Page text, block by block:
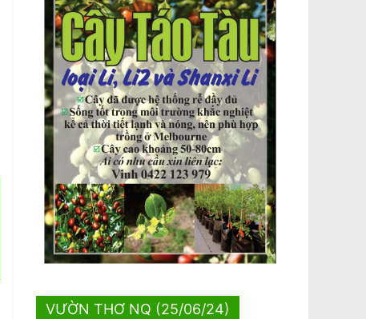
VƯỜN THƠ NQ (25/06/24)